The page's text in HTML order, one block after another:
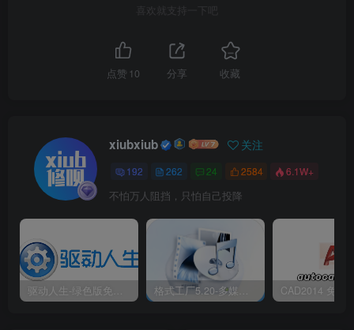
喜欢就支持一下吧
点赞 10 分享 收藏
xiubxiub 关注
192 262 24 2584 6.1W+
不怕万人阻挡，只怕自己投降
驱动人生-绿色版免安装|一键运行exe 格式工厂5.20-多媒体格式转换工具|免安装绿色版